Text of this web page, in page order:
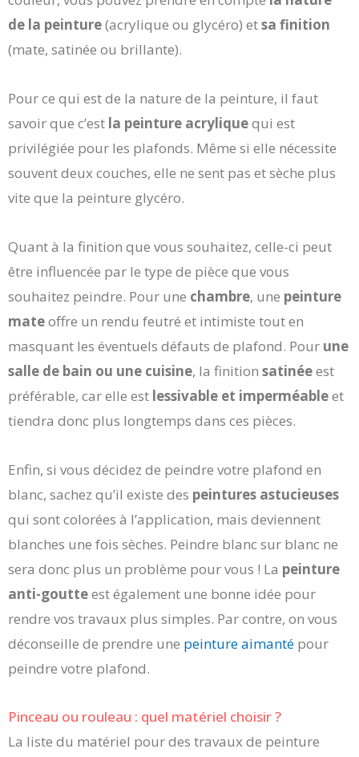
de la peinture(acrylique ou glycéro) etsa finition
(mate, satinée ou brillante).
Pour ce qui est de la nature de la peinture, il faut
savoir que c’est la peinture acryliquequi est
privilégiée pour les plafonds. Même si elle nécessite
souvent deux couches, elle ne sent pas et sèche plus
vite que la peinture glycéro.
Quant à la finition que vous souhaitez, celle-ci peut
être influencée par le type de pièce que vous
souhaitez peindre. Pour une chambre, une peinture
mateoffre un rendu feutré et intimiste tout en
masquant les éventuels défauts de plafond. Pour une
salle de bain ou une cuisine, la finition satinéeest
préférable, car elle est lessivable et imperméableet
tiendra donc plus longtemps dans ces pièces.
Enfin, si vous décidez de peindre votre plafond en
blanc, sachez qu’il existe des peintures astucieuses
qui sont colorées à l’application, mais deviennent
blanches une fois sèches. Peindre blanc sur blanc ne
sera donc plus un problème pour vous ! La peinture
anti-goutteest également une bonne idée pour
rendre vos travaux plus simples. Par contre, on vous
déconseille de prendre une peinture aimanté pour
peindre votre plafond.
Pinceau ou rouleau : quel matériel choisir ?
La liste du matériel pour des travaux de peinture